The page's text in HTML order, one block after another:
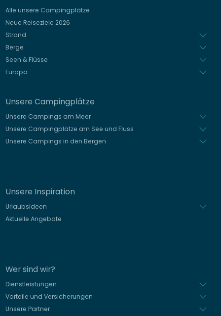
Spanisch
Alle unsere Campingplätze
Neue Reiseziele 2026
Strand
Berge
Seen & Flüsse
Europa
Unsere Campingplätze
Unsere Campings am Meer
Unsere Campingplätze am See und Fluss
Unsere Campings in den Bergen
Unsere Inspiration
Urlaubsideen
Aktuelle Angebote
Wer sind wir?
Dienstleistungen
Vorteile und Versicherungen
Unsere Partner